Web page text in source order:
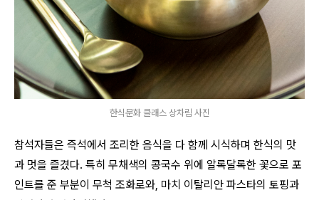
한식문화 클래스 상차림 사진
참석자들은 즉석에서 조리한 음식을 다 함께 시식하며 한식의 맛
과 멋을 즐겼다. 특히 무채색의 콩국수 위에 알록달록한 꽃으로 포
인트를 준 부분이 무척 조화로와, 마치 이탈리안 파스타의 토핑과